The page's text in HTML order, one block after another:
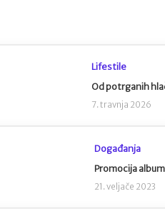
Lifestile
Od potrganih
7. travnja 2026
Događanja
Promocija
21. veljače 2023